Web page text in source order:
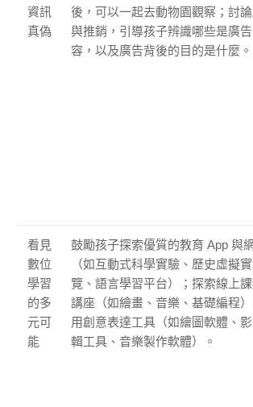
資訊
真偽
後，可以一起去動物園觀察；討
與推銷，引導孩子辨識哪些是廣
容，以及廣告背後的目的是什麼。
看見
數位
學習
的多
元可
能
鼓勵孩子探索優質的教育 App 與
（如互動式科學實驗、歷史虛擬
覽、語言學習平台）；探索線上
講座（如繪畫、音樂、基礎編程
用創意表達工具（如繪圖軟體、
輯工具、音樂製作軟體）。